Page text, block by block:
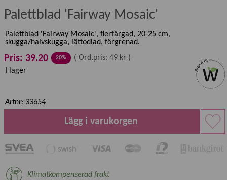
Palettblad 'Fairway Mosaic'
Palettblad 'Fairway Mosaic', flerfärgad, 20-25 cm,
skugga/halvskugga, lättodlad, förgrenad.
Pris: 39.20 20% ( Ord.pris: 49 kr )
I lager
Artnr: 33654
Lägg i varukorgen
Klimatkompenserad frakt